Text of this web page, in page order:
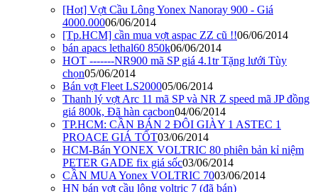
[Hot] Vợt Cầu Lông Yonex Nanoray 900 - Giá
4000.00006/06/2014
[Tp.HCM] cần mua vợt aspac ZZ cũ !!06/06/2014
bán apacs lethal60 850k06/06/2014
HOT -------NR900 mã SP giá 4.1tr Tặng lưới Tùy
chọn05/06/2014
Bán vợt Fleet LS200005/06/2014
Thanh lý vợt Arc 11 mã SP và NR Z speed mã JP đồng
giá 800k, Đã hàn cacbon04/06/2014
TP.HCM: CẦN BÁN 2 ĐÔI GIÀY 1 ASTEC 1
PROACE GIÁ TỐT03/06/2014
HCM-Bán YONEX VOLTRIC 80 phiên bản kỉ niệm
PETER GADE fix giá sốc03/06/2014
CẦN MUA Yonex VOLTRIC 7003/06/2014
HN bán vợt cầu lông voltric 7 (đã bán)